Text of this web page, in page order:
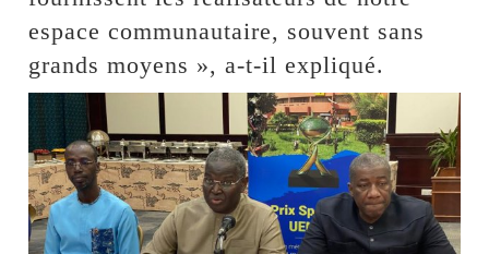
espace communautaire, souvent sans
grands moyens », a-t-il expliqué.